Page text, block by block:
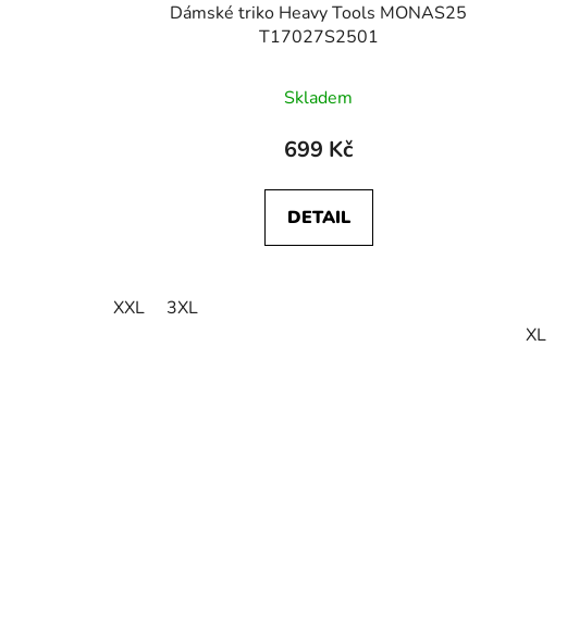
Dámské triko Heavy Tools MONAS25
T17027S2501
Skladem
699 Kč
DETAIL
XXL 3XL
XL